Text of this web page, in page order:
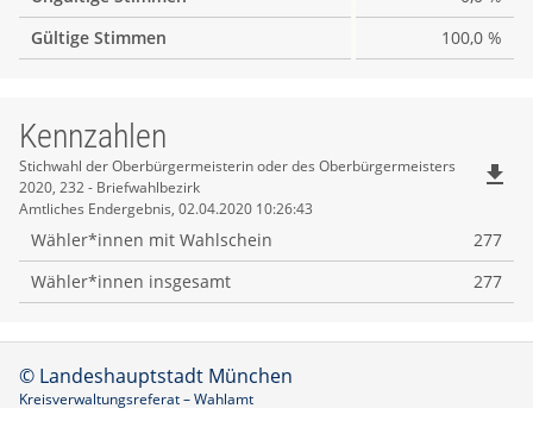
Gültige Stimmen
100,0 %
Kennzahlen
Kennzahlen
Stichwahl der Oberbürgermeisterin oder des Oberbürgermeisters
2020, 232 - Briefwahlbezirk
Amtliches Endergebnis, 02.04.2020 10:26:43
file_download
Wähler*innen mit Wahlschein
277
Wähler*innen insgesamt
277
© Landeshauptstadt München
Kreisverwaltungsreferat – Wahlamt